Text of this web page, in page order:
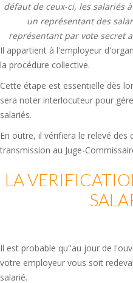
défaut de ceux-ci, les salariés
un représentant des
représentant par vote secret
Il appartient à l'employeur
la procédure collective.
Cette étape est essentielle dès
sera noter interlocuteur pour
salariés.
En outre, il vérifiera le relevé des
transmission au Juge-
LA
Il est probable qu''au jour de
votre employeur vous soit
salarié.